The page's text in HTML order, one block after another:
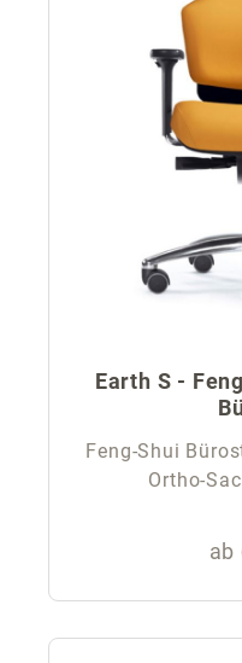
Earth S -
Feng-Shui
Ortho-
ab